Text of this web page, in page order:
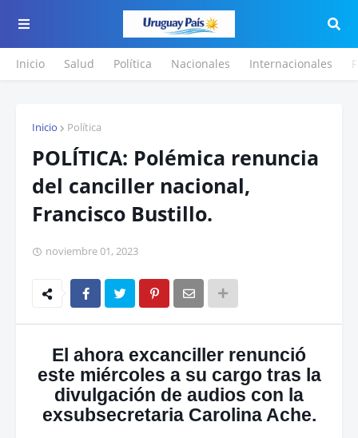
Inicio Salud Política Nacionales Internacionales
Inicio Política
POLÍTICA: Polémica renuncia
del canciller nacional,
Francisco Bustillo.
noviembre 01, 2023
El ahora excanciller renunció
este miércoles a su cargo tras la
divulgación de audios con la
exsubsecretaria Carolina Ache.